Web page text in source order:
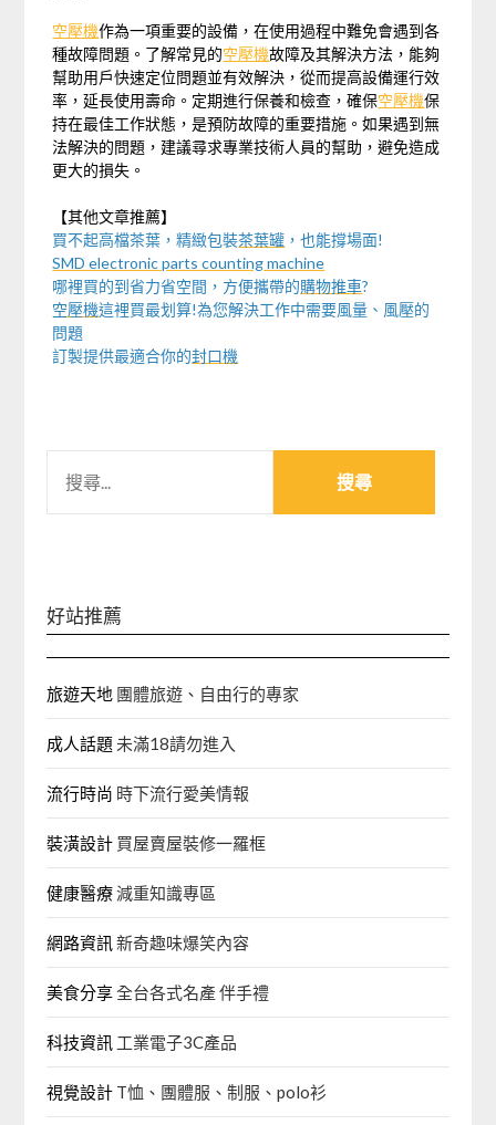
空壓機作為一項重要的設備，在使用過程中難免會遇到各
種故障問題。了解常見的空壓機故障及其解決方法，能夠
幫助用戶快速定位問題並有效解決，從而提高設備運行效
率，延長使用壽命。定期進行保養和檢查，確保空壓機保
持在最佳工作狀態，是預防故障的重要措施。如果遇到無
法解決的問題，建議尋求專業技術人員的幫助，避免造成
更大的損失。
【其他文章推薦】
買不起高檔茶葉，精緻包裝茶葉罐 ，也能撐場面!
SMD electronic parts counting machine
哪裡買的到省力省空間，方便攜帶的購物推車?
空壓機這裡買最划算!為您解決工作中需要風量、風壓的
問題
訂製提供最適合你的封口機
關
好站推薦
旅遊天地 團體旅遊、自由行的專家‎
成人話題 未滿18請勿進入
流行時尚 時下流行愛美情報
裝潢設計 買屋賣屋裝修一羅框
健康醫療減重知識專區
網路資訊 新奇趣味爆笑內容
美食分享全台各式名產 伴手禮
科技資訊 工業電子3C產品
視覺設計 T恤、團體服、制服、polo衫